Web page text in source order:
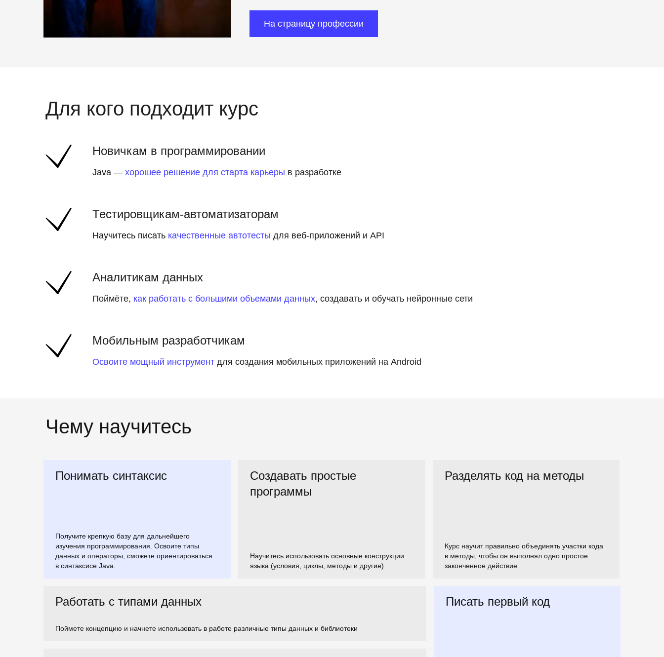
На страницу профессии
Для кого подходит курс
Новичкам в программировании
Java — хорошее решение для старта карьеры в разработке
Тестировщикам-автоматизаторам
Научитесь писать качественные автотесты для веб-приложений и API
Аналитикам данных
Поймёте, как работать с большими объемами данных, создавать и обучать нейронные сети
Мобильным разработчикам
Освоите мощный инструмент для создания мобильных приложений на Android
Чему научитесь
Писать первый код
Работать с типами данных
Поймете концепцию и начнете использовать в работе различные типы данных и библиотеки
Разделять код на методы
Курс научит правильно объединять участки кода
в методы, чтобы он выполнял одно простое
законченное действие
Создавать простые
программы
Научитесь использовать основные конструкции
языка (условия, циклы, методы и другие)
Понимать синтаксис
Получите крепкую базу для дальнейшего
изучения программирования. Освоите типы
данных и операторы, сможете ориентироваться
в синтаксисе Java.